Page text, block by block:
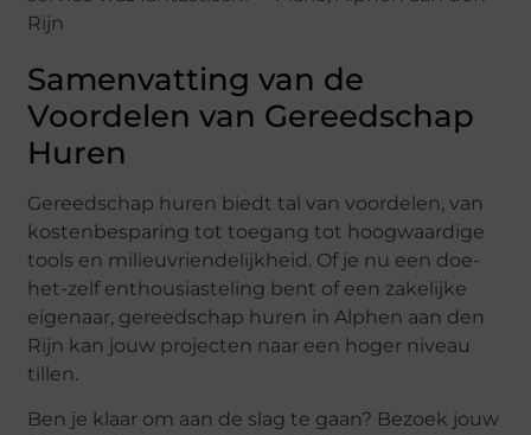
Rijn
Samenvatting van de
Voordelen van Gereedschap
Huren
Gereedschap huren biedt tal van voordelen, van
kostenbesparing tot toegang tot hoogwaardige
tools en milieuvriendelijkheid. Of je nu een doe-
het-zelf enthousiasteling bent of een zakelijke
eigenaar, gereedschap huren in Alphen aan den
Rijn kan jouw projecten naar een hoger niveau
tillen.
Ben je klaar om aan de slag te gaan? Bezoek jouw